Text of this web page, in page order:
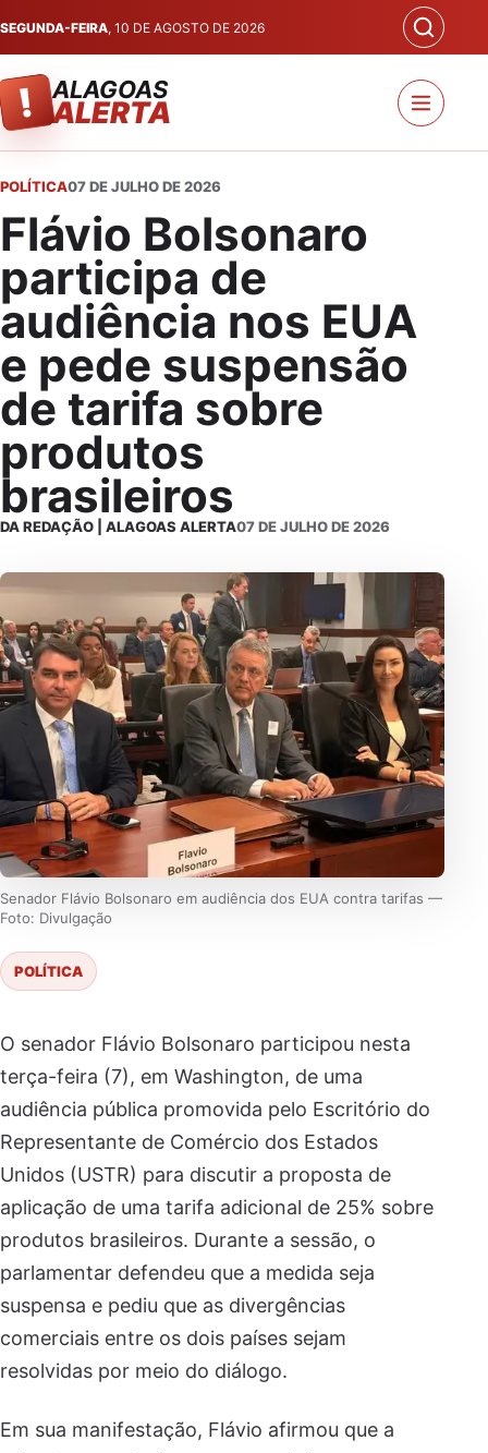
SEGUNDA-FEIRA, 10 DE AGOSTO DE 2026
! ALAGOAS
ALERTA
POLÍTICA07 DE JULHO DE 2026
Flávio Bolsonaro
participa de
audiência nos EUA
e pede suspensão
de tarifa sobre
produtos
brasileiros
DA REDAÇÃO | ALAGOAS ALERTA07 DE JULHO DE 2026
Senador Flávio Bolsonaro em audiência dos EUA contra tarifas —
Foto: Divulgação
POLÍTICA
O senador Flávio Bolsonaro participou nesta
terça-feira (7), em Washington, de uma
audiência pública promovida pelo Escritório do
Representante de Comércio dos Estados
Unidos (USTR) para discutir a proposta de
aplicação de uma tarifa adicional de 25% sobre
produtos brasileiros. Durante a sessão, o
parlamentar defendeu que a medida seja
suspensa e pediu que as divergências
comerciais entre os dois países sejam
resolvidas por meio do diálogo.
Em sua manifestação, Flávio afirmou que a